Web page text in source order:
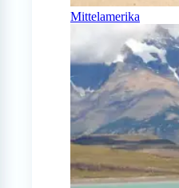
Mittelamerika